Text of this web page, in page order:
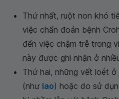
Thứ nhất, ruột non khó
việc chẩn đoán bệnh
đến việc chậm trễ trong
này được ghi nhận ở
Thứ hai, những vết loét
(như lao) hoặc do sử